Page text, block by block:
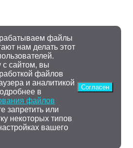
файлы
нам делать этот
с сайтом, вы
файлов
и аналитикой
в
файлов
запретить или
некоторых типов
вашего
Согласен